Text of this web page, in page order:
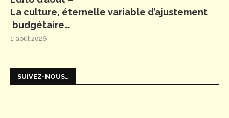
La culture, éternelle variable d’ajustement
budgétaire…
1 août 2026
SUIVEZ-NOUS…